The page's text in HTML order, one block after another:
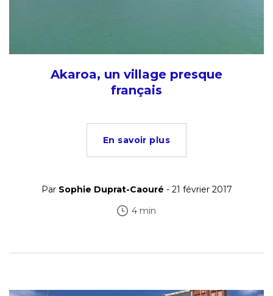
Akaroa, un village presque
français
En savoir plus
Par Sophie Duprat-Caouré - 21 février 2017
4 min